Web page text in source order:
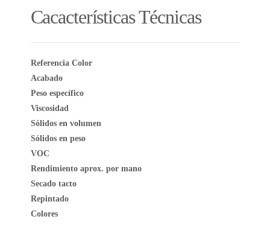
Cacacterísticas Técnicas
Referencia Color
Acabado
Peso específico
Viscosidad
Sólidos en volumen
Sólidos en peso
VOC
Rendimiento aprox. por mano
Secado tacto
Repintado
Colores